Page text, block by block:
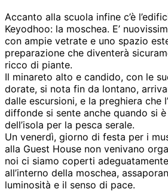
Accanto alla scuola infine c’è
Keyodhoo: la moschea. E’
con ampie vetrate e uno spazio
preparazione che diventerà
ricco di piante.
Il minareto alto e candido, con le
dorate, si nota fin da lontano,
dalle escursioni, e la preghiera che
diffonde si sente anche quando si
dell’isola per la pesca serale.
Un venerdì, giorno di festa per i
alla Guest House non venivano
noi ci siamo coperti
all’interno della moschea,
luminosità e il senso di pace.